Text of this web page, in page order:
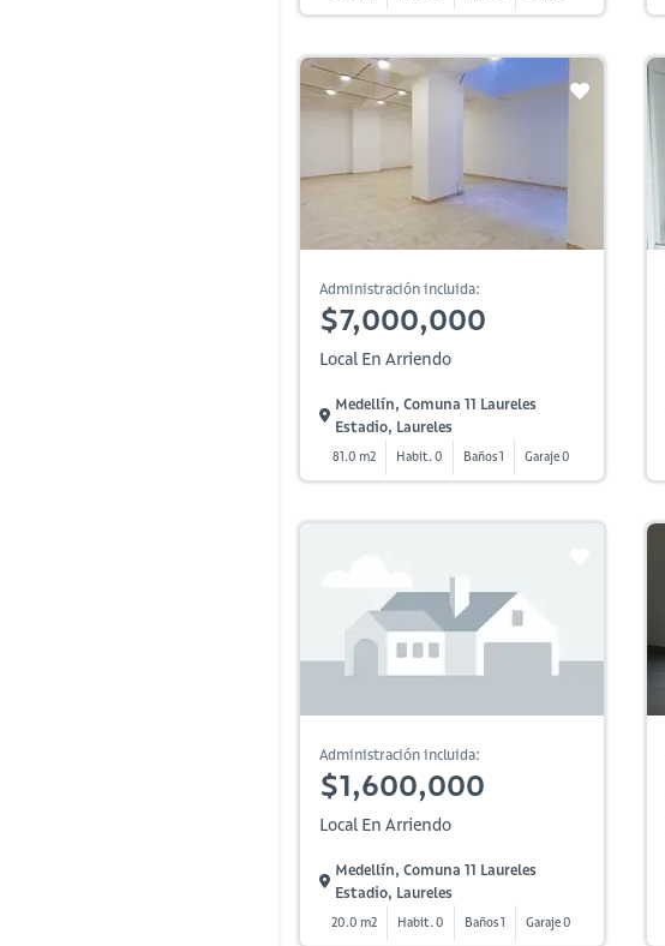
Administración incluida:
$7,000,000
Local En Arriendo
Medellín, Comuna 11 Laureles
Estadio, Laureles
81.0 m2 Habit. 0 Baños 1 Garaje 0
Administración incluida:
$1,600,000
Local En Arriendo
Medellín, Comuna 11 Laureles
Estadio, Laureles
20.0 m2 Habit. 0 Baños 1 Garaje 0